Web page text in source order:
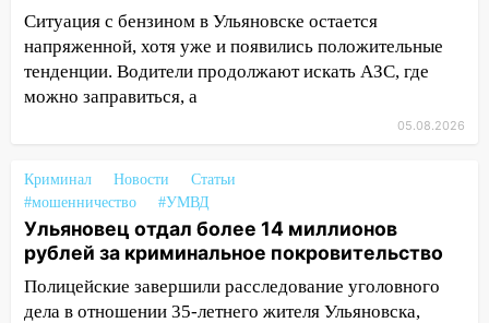
13:30 В Димитровграде на улице
Трудовой горело здание
13:00 Водитель без прав врезался в
припаркованный автомобиль
велосипеде и попал под колеса
12:18 Вспыхнул изнутри: в
Железнодорожном районе горела дача
11:33
попал мужчина
Ситуация с бензином в Ульяновске остается
напряженной, хотя уже и появились положительные
тенденции. Водители продолжают искать АЗС, где
можно заправиться, а
05.08.2026
Криминал Новости
Статьи
#мошенничество
#УМВД
Ульяновец отдал более 14 миллионов
рублей за криминальное покровительство
Полицейские завершили расследование уголовного
дела в отношении 35-летнего жителя Ульяновска,